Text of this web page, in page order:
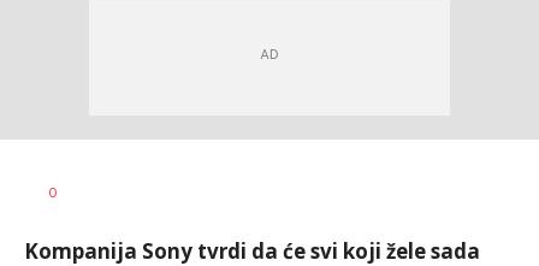
AUTOR
0
Kompanija Sony tvrdi da će svi koji žele sada